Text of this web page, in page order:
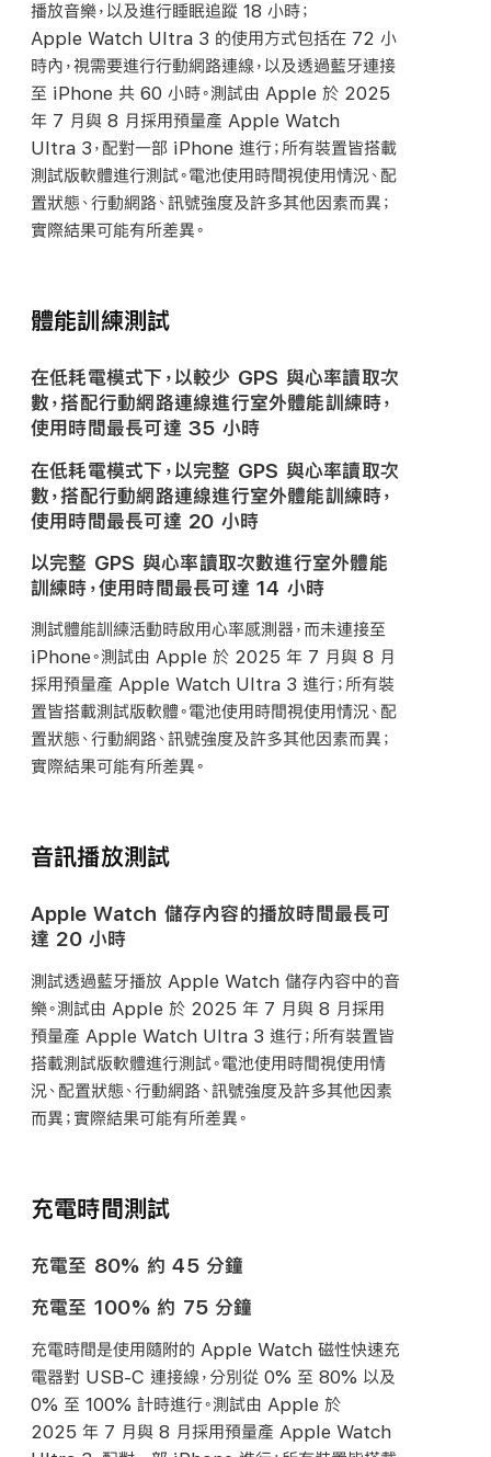
播放音樂，以及進行睡眠追蹤 18 小時；
Apple Watch Ultra 3 的使用方式包括在 72 小
時內，視需要進行行動網路連線，以及透過藍牙連接
至 iPhone 共 60 小時。測試由 Apple 於 2025
年 7 月與 8 月採用預量產 Apple Watch
Ultra 3，配對一部 iPhone 進行；所有裝置皆搭載
測試版軟體進行測試。電池使用時間視使用情況、配
置狀態、行動網路、訊號強度及許多其他因素而異；
實際結果可能有所差異。
體能訓練測試
在低耗電模式下，以較少 GPS 與心率讀取次
數，搭配行動網路連線進行室外體能訓練時，
使用時間最長可達 35 小時
在低耗電模式下，以完整 GPS 與心率讀取次
數，搭配行動網路連線進行室外體能訓練時，
使用時間最長可達 20 小時
以完整 GPS 與心率讀取次數進行室外體能
訓練時，使用時間最長可達 14 小時
測試體能訓練活動時啟用心率感測器，而未連接至
iPhone。測試由 Apple 於 2025 年 7 月與 8 月
採用預量產 Apple Watch Ultra 3 進行；所有裝
置皆搭載測試版軟體。電池使用時間視使用情況、配
置狀態、行動網路、訊號強度及許多其他因素而異；
實際結果可能有所差異。
音訊播放測試
Apple Watch 儲存內容的播放時間 最長可
達 20小時
測試透過藍牙播放 Apple Watch 儲存內容中的音
樂。測試由 Apple 於 2025 年 7 月與 8 月採用
預量產 Apple Watch Ultra 3 進行；所有裝置皆
搭載測試版軟體進行測試。電池使用時間視使用情
況、配置狀態、行動網路、訊號強度及許多其他因素
而異；實際結果可能有所差異。
充電時間測試
充電至 80% 約 45 分鐘
充電至 100% 約 75 分鐘
充電時間是使用隨附的 Apple Watch 磁性快速充
電器對 USB-C 連接線，分別從 0% 至 80% 以及
0% 至 100% 計時進行。測試由 Apple 於
2025 年 7 月與 8 月採用預量產 Apple Watch